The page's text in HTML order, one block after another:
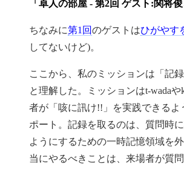
「卓人の部屋 - 第2回 ゲスト:関将俊
ちなみに第1回のゲストはひがやす
してないけど)。
ここから、私のミッションは「記
と理解した。ミッションはt-wada
者が「咳に訊け!!」を実践できるよ
ポート。記録を取るのは、質問時
ようにするための一時記憶領域を
当にやるべきことは、来場者が質